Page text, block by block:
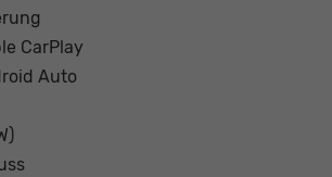
CarPlay
Auto